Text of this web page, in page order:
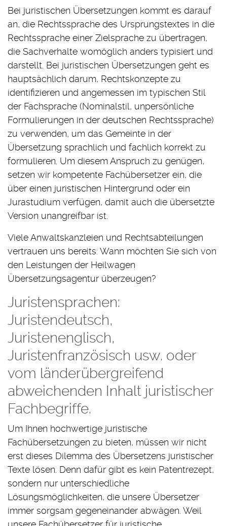
Bei juristischen Übersetzungen kommt es darauf
an, die Rechtssprache des Ursprungstextes in die
Rechtssprache einer Zielsprache zu übertragen,
die Sachverhalte womöglich anders typisiert und
darstellt. Bei juristischen Übersetzungen geht es
hauptsächlich darum, Rechtskonzepte zu
identifizieren und angemessen im typischen Stil
der Fachsprache (Nominalstil, unpersönliche
Formulierungen in der deutschen Rechtssprache)
zu verwenden, um das Gemeinte in der
Übersetzung sprachlich und fachlich korrekt zu
formulieren. Um diesem Anspruch zu genügen,
setzen wir kompetente Fachübersetzer ein, die
über einen juristischen Hintergrund oder ein
Jurastudium verfügen, damit auch die übersetzte
Version unangreifbar ist.
Viele Anwaltskanzleien und Rechtsabteilungen
vertrauen uns bereits: Wann möchten Sie sich von
den Leistungen der Heilwagen
Übersetzungsagentur überzeugen?
Juristensprachen:
Juristendeutsch,
Juristenenglisch,
Juristenfranzösisch usw. oder
vom länderübergreifend
abweichenden Inhalt juristischer
Fachbegriffe.
Um Ihnen hochwertige juristische
Fachübersetzungen zu bieten, müssen wir nicht
erst dieses Dilemma des Übersetzens juristischer
Texte lösen. Denn dafür gibt es kein Patentrezept,
sondern nur unterschiedliche
Lösungsmöglichkeiten, die unsere Übersetzer
immer sorgsam gegeneinander abwägen. Weil